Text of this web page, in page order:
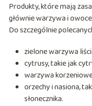
Produkty, które mają
głównie warzywa i
Do szczególnie
zielone warzywa
cytrusy, takie jak
warzywa
orzechy i nasiona,
słonecznika.